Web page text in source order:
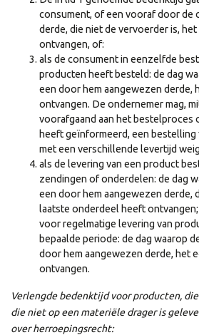
consument, of een vooraf door de
derde, die niet de vervoerder is,
ontvangen, of:
als de consument in eenzelfde
producten heeft besteld: de dag
een door hem aangewezen derde,
ontvangen. De ondernemer mag,
voorafgaand aan het bestelproces
heeft geïnformeerd, een bestelling
met een verschillende levertijd
als de levering van een product
zendingen of onderdelen: de dag
een door hem aangewezen derde,
laatste onderdeel heeft
voor regelmatige levering van
bepaalde periode: de dag waarop
door hem aangewezen derde, het
ontvangen.
Verlengde bedenktijd voor producten,
die niet op een materiële drager is
over herroepingsrecht: